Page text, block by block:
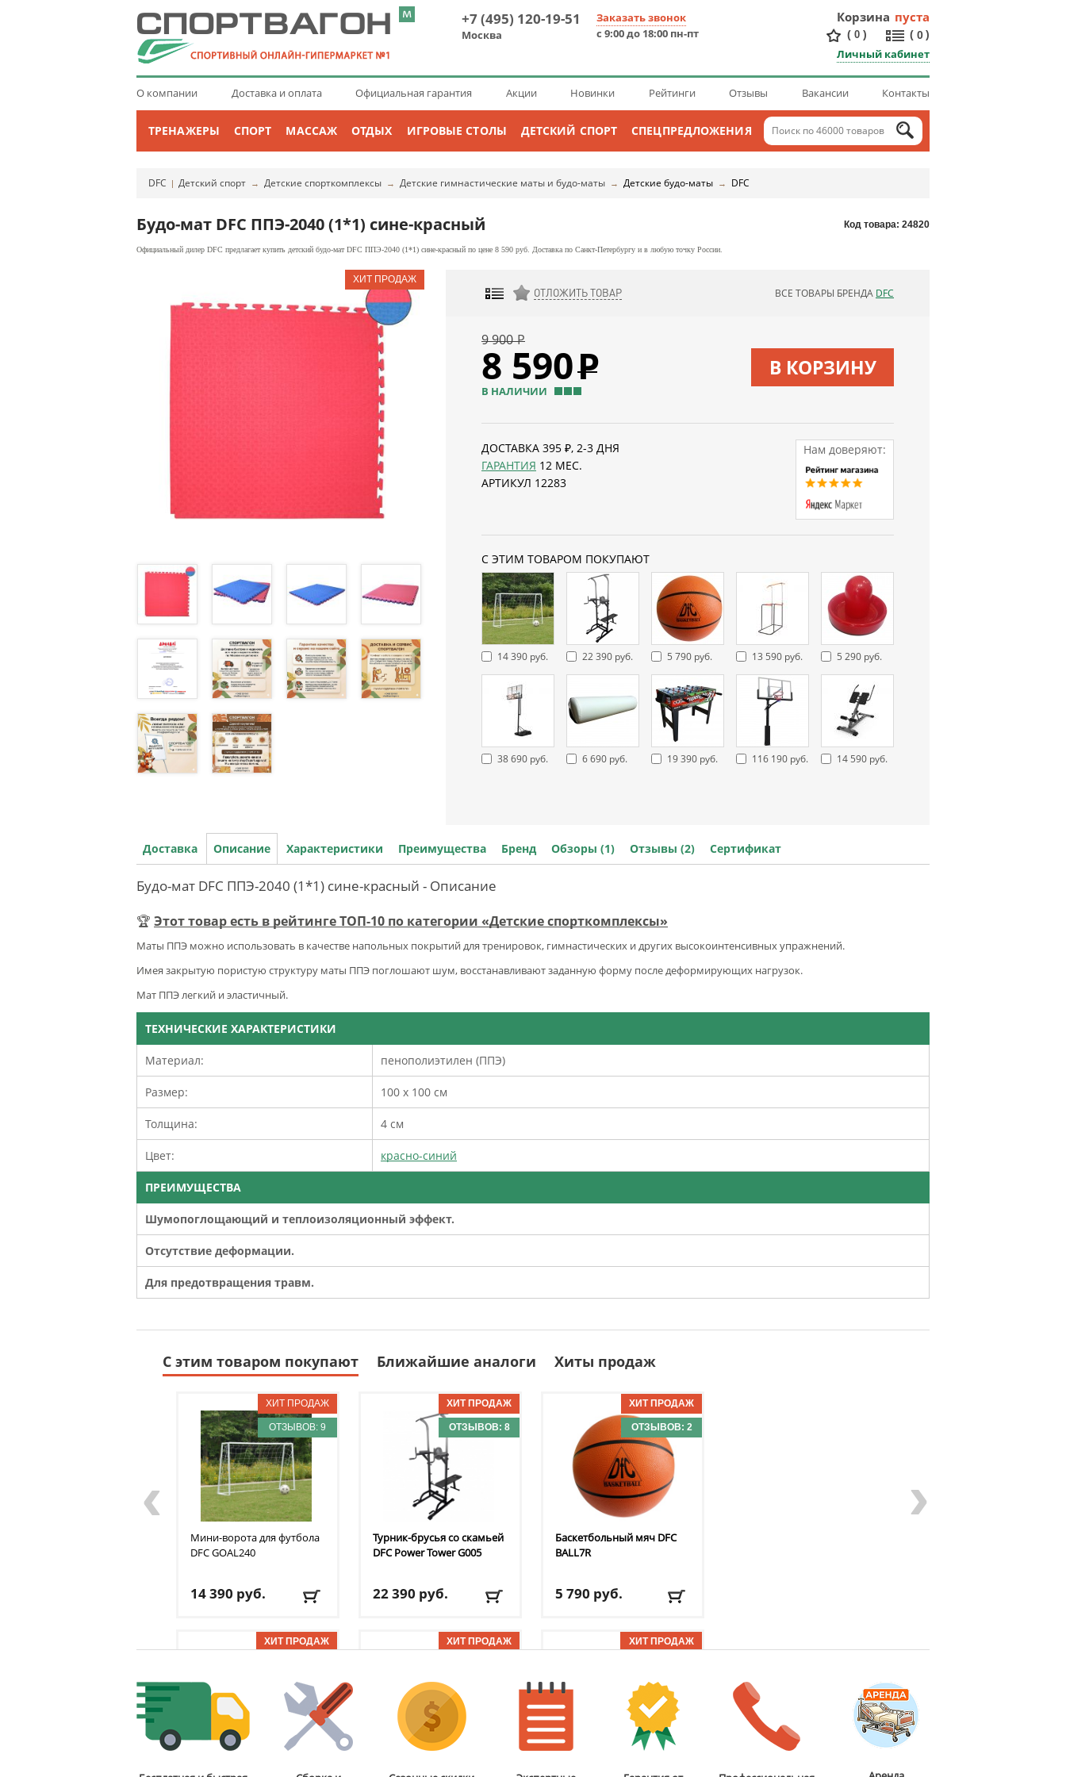
+7 (495) 120-19-51
Москва
Заказать звонок
с 9:00 до 18:00 пн-пт
Корзина пуста
( 0 ) ( 0 )
Личный кабинет
О компании Доставка и оплата Официальная гарантия Акции Новинки Рейтинги Отзывы Вакансии Контакты
ТРЕНАЖЕРЫ СПОРТ МАССАЖ ОТДЫХ ИГРОВЫЕ СТОЛЫ ДЕТСКИЙ СПОРТ СПЕЦПРЕДЛОЖЕНИЯ
DFC | Детский спорт → Детские спорткомплексы → Детские гимнастические маты и будо-маты → Детские будо-маты → DFC
Код товара: 24820
Будо-мат DFC ППЭ-2040 (1*1) сине-красный
Официальный дилер DFC предлагает купить детский будо-мат DFC ППЭ-2040 (1*1) сине-красный по цене 8 590 руб. Доставка по Санкт-Петербургу и в любую точку России.
ДОБАВИТЬ К СРАВНЕНИЮ ОБНОВЛЯЮ СПИСОК
ОТЛОЖИТЬ ТОВАР ВСЕ ТОВАРЫ БРЕНДА DFC
9 900 Р
8 590Р
В НАЛИЧИИ
В КОРЗИНУ
ДОСТАВКА 395 ₽, 2-3 ДНЯ
ГАРАНТИЯ 12 МЕС.
АРТИКУЛ 12283
Нам доверяют:
С ЭТИМ ТОВАРОМ ПОКУПАЮТ
14 390 руб. 22 390 руб. 5 790 руб. 13 590 руб. 5 290 руб.
38 690 руб. 6 690 руб. 19 390 руб. 116 190 руб. 14 590 руб.
Доставка Описание Характеристики Преимущества Бренд Обзоры (1) Отзывы (2) Сертификат
Будо-мат DFC ППЭ-2040 (1*1) сине-красный - Описание
🏆 Этот товар есть в рейтинге ТОП-10 по категории «Детские спорткомплексы»
Маты ППЭ можно использовать в качестве напольных покрытий для тренировок, гимнастических и других высокоинтенсивных упражнений.
Имея закрытую пористую структуру маты ППЭ поглошают шум, восстанавливают заданную форму после деформирующих нагрузок.
Мат ППЭ легкий и эластичный.
ТЕХНИЧЕСКИЕ ХАРАКТЕРИСТИКИ
Материал: пенополиэтилен (ППЭ)
Размер: 100 х 100 см
Толщина: 4 см
Цвет: красно-синий
ПРЕИМУЩЕСТВА
Шумопоглощающий и теплоизоляционный эффект.
Отсутствие деформации.
Для предотвращения травм.
С этим товаром покупают Ближайшие аналоги Хиты продаж
ОТЗЫВОВ: 9
Мини-ворота для футбола
DFCGOAL240
14 390 руб.
БЕСПЛАТНО,
2-3 дня
ОТЗЫВОВ: 8
Турник-брусья со скамьей
DFCPower Tower G005
22 390 руб.
БЕСПЛАТНО,
2-3 дня
ОТЗЫВОВ: 2
Баскетбольный мяч DFC
BALL7R
5 790 руб.
795 руб., 2-3
дня
‹ ›